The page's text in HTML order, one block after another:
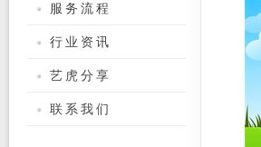
服务流程
行业资讯
艺虎分享
联系我们